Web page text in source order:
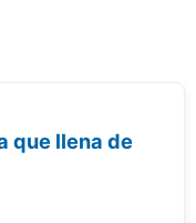
que llena de